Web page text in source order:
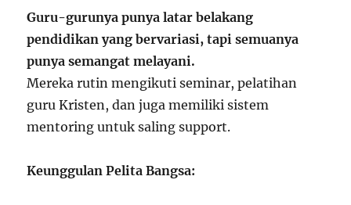
Guru-gurunya punya latar belakang
pendidikan yang bervariasi, tapi semuanya
punya semangat melayani.
Mereka rutin mengikuti seminar, pelatihan
guru Kristen, dan juga memiliki sistem
mentoring untuk saling support.
Keunggulan Pelita Bangsa: